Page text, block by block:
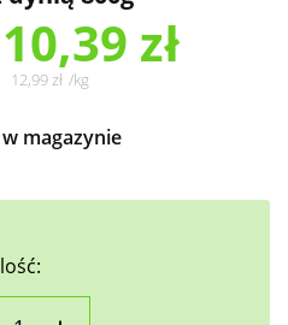
10,39 zł
12,99zł /kg
magazynie